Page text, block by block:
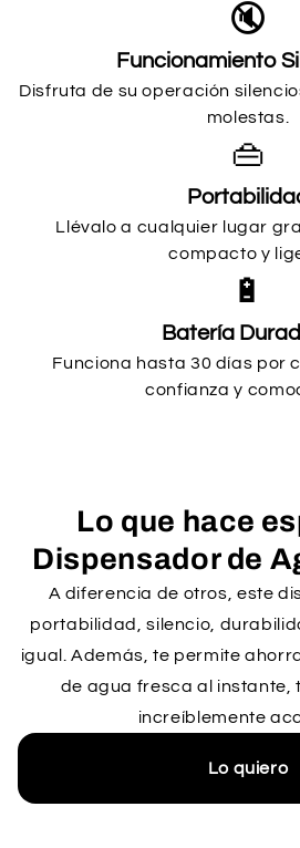
🔇
Funcionamiento
Disfruta de su operación
molestas.
👜
Llévalo a cualquier lugar
compacto y
🔋
Batería
Funciona hasta 30 días por
confianza y
Lo que hace
Dispensador de
A diferencia de otros, este
portabilidad, silencio,
igual. Además, te permite
de agua fresca al instante,
increíblemente
Lo quiero